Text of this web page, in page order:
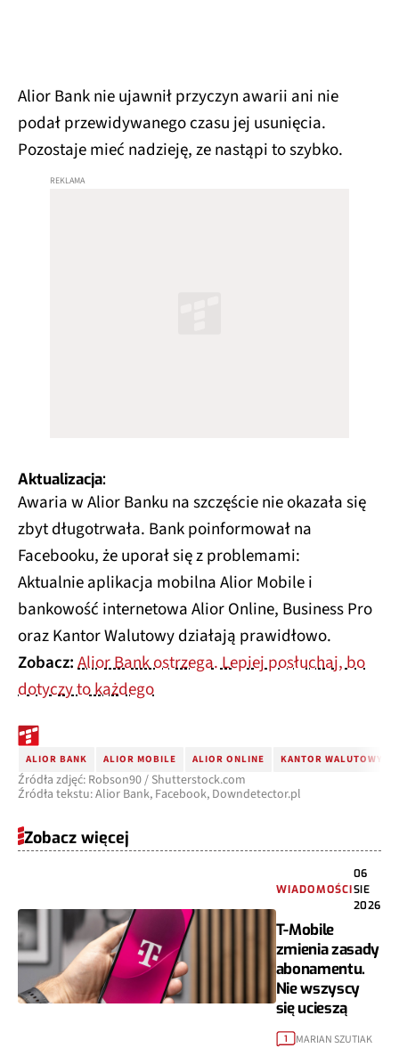
Alior Bank nie ujawnił przyczyn awarii ani nie
podał przewidywanego czasu jej usunięcia.
Pozostaje mieć nadzieję, ze nastąpi to szybko.
Aktualizacja:
Awaria w Alior Banku na szczęście nie okazała się
zbyt długotrwała. Bank poinformował na
Facebooku, że uporał się z problemami:
Aktualnie aplikacja mobilna Alior Mobile i
bankowość internetowa Alior Online, Business Pro
oraz Kantor Walutowy działają prawidłowo.
Zobacz:Alior Bank ostrzega. Lepiej posłuchaj, bo
dotyczy to każdego
ALIOR BANK ALIOR MOBILE ALIOR ONLINE KANTOR WALUTOWY
Źródła zdjęć: Robson90 / Shutterstock.com
Źródła tekstu: Alior Bank, Facebook, Downdetector.pl
Zobacz więcej
WIADOMOŚCI
06
SIE
2026
T-Mobile
zmienia zasady
abonamentu.
Nie wszyscy
się ucieszą
1 MARIAN SZUTIAK